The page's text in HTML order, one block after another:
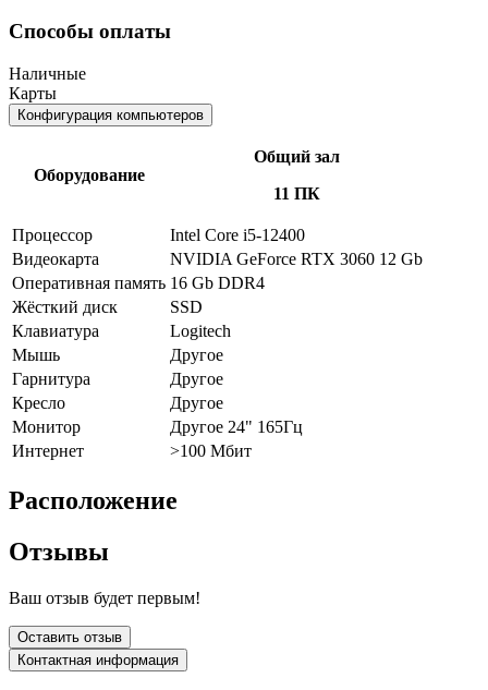
Способы оплаты
Наличные
Карты
Конфигурация компьютеров
Оборудование
Общий зал
11 ПК
Процессор
Intel Core i5-12400
Видеокарта
NVIDIA GeForce RTX 3060 12 Gb
Оперативная память 16 Gb DDR4
Жёсткий диск
SSD
Клавиатура
Logitech
Мышь
Другое
Гарнитура
Другое
Кресло
Другое
Монитор
Другое 24" 165Гц
Интернет
>100 Мбит
Расположение
Отзывы
Ваш отзыв будет первым!
Оставить отзыв
Контактная информация